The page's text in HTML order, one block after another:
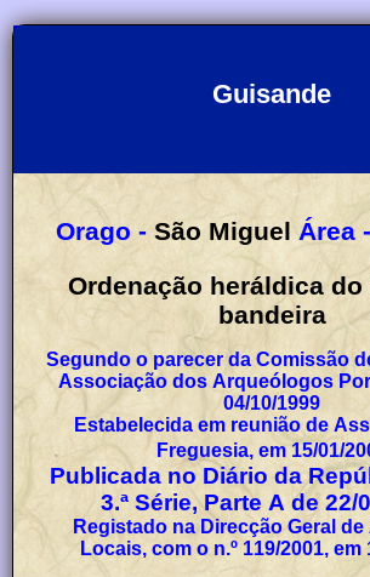
Guisande
Orago - São Miguel Área -
Ordenação heráldica do
bandeira
Segundo o parecer da Comissão
Associação dos Arqueólogos
04/10/1999
Estabelecida em reunião de
Freguesia, em 15/01/
Publicada no Diário da
3.ª Série, Parte A de 22/
Registado na Direcção Geral
Locais, com o n.º 119/2001, em